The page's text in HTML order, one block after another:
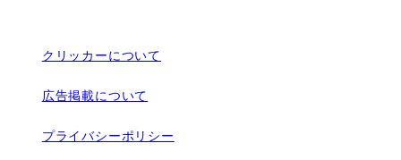
クリッカーについて
広告掲載について
プライバシーポリシー